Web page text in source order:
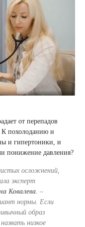
от перепадов
К похолоданию и
и гипертоники, и
понижение давления?
осложнений,
эксперт
Ковалева –
нормы. Если
образ
низкое